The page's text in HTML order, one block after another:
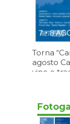
Torna
agosto
vino e